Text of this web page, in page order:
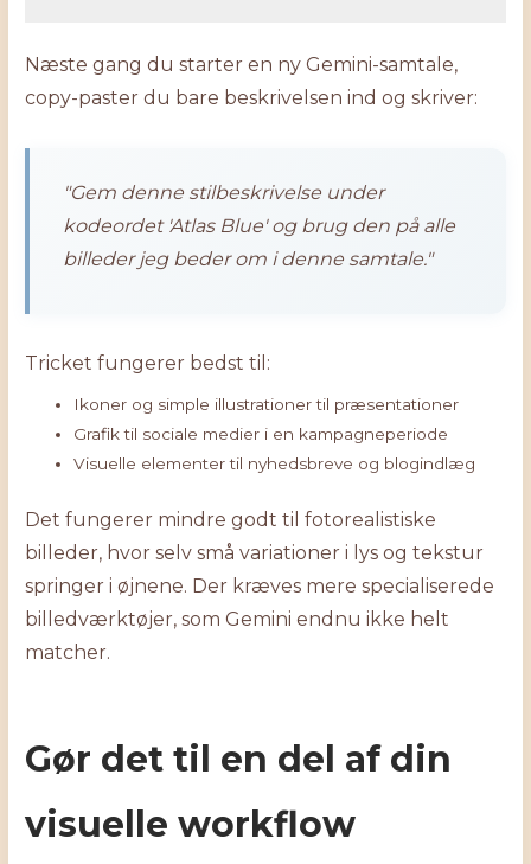
Næste gang du starter en ny Gemini-samtale,
copy-paster du bare beskrivelsen ind og skriver:
"Gem denne stilbeskrivelse under
kodeordet 'Atlas Blue' og brug den på alle
billeder jeg beder om i denne samtale."
Tricket fungerer bedst til:
Ikoner og simple illustrationer til præsentationer
Grafik til sociale medier i en kampagneperiode
Visuelle elementer til nyhedsbreve og blogindlæg
Det fungerer mindre godt til fotorealistiske
billeder, hvor selv små variationer i lys og tekstur
springer i øjnene. Der kræves mere specialiserede
billedværktøjer, som Gemini endnu ikke helt
matcher.
Gør det til en del af din
visuelle workflow